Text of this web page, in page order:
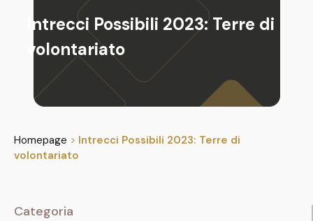
Intrecci Possibili 2023: Terre di
volontariato
Homepage > Intrecci Possibili 2023: Terre di
volontariato
Categoria